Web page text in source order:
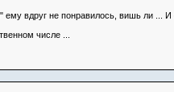
вдруг не понравилось, вишь ли ...
числе ...